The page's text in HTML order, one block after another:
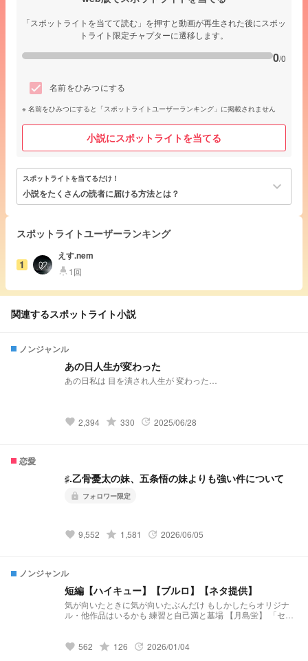
「スポットライトを当てて読む」を押すと動画が再生された後にスポッ
トライト限定チャプターに遷移します。
0/0
名前をひみつにする
名前をひみつにすると「スポットライトユーザーランキング」に掲載されません
小説にスポットライトを当てる
スポットライトを当てるだけ！
小説をたくさんの読者に届ける方法とは？ keyboard_arrow_down
スポットライトユーザーランキング
1
えす.nem
highlight 1回
関連するスポットライト小説
ノンジャンル
あの日人生が変わった
あの日私は 目を潰され人生が 変わった…
favorite 2,394 grade 330 update 2025/06/28
恋愛
♯.乙骨憂太の妹、五条悟の妹よりも強い件について
lock フォロワー限定
favorite 9,552 grade 1,581 update 2026/06/05
ノンジャンル
短編【ハイキュー】【ブルロ】【ネタ提供】
気が向いたときに気が向いたぶんだけ もしかしたらオリジナ
ル・他作品はいるかも 練習と自己満と墓場 【月島蛍】 「セレ
治】 「先輩、まだ独り身なんすか？(笑)」 小説になりました↓
favorite 562 grade 126 update 2026/01/04